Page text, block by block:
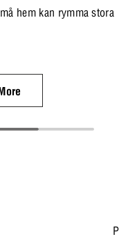
hem kan rymma stora